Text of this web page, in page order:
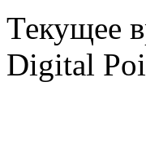
Текущее
Digital